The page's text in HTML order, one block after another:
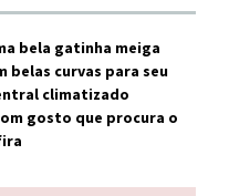
bela gatinha meiga
belas curvas para seu
climatizado
gosto que procura o